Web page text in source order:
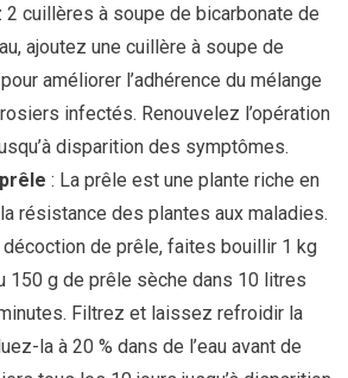
cuillères à soupe de bicarbonate de
ajoutez une cuillère à soupe de
améliorer l’adhérence du mélange
infectés. Renouvelez l’opération
disparition des symptômes.
: La prêle est une plante riche en
résistance des plantes aux maladies.
décoction de prêle, faites bouillir 1 kg
150 g de prêle sèche dans 10 litres
Filtrez et laissez refroidir la
la à 20 % dans de l’eau avant de